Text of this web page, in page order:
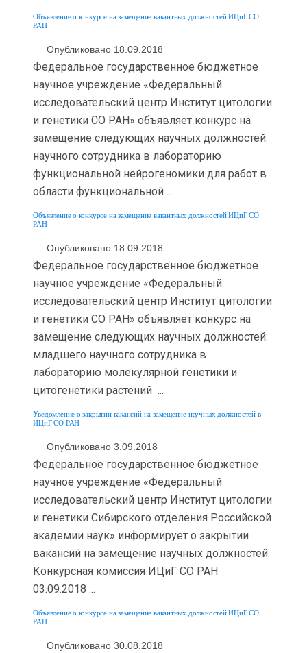
Объявление о конкурсе на замещение вакантных должностей ИЦиГ СО
РАН
Опубликовано 18.09.2018
Федеральное государственное бюджетное
научное учреждение «Федеральный
исследовательский центр Институт цитологии
и генетики СО РАН» объявляет конкурс на
замещение следующих научных должностей:
научного сотрудника в лабораторию
функциональной нейрогеномики для работ в
области функциональной ...
Объявление о конкурсе на замещение вакантных должностей ИЦиГ СО
РАН
Опубликовано 18.09.2018
Федеральное государственное бюджетное
научное учреждение «Федеральный
исследовательский центр Институт цитологии
и генетики СО РАН» объявляет конкурс на
замещение следующих научных должностей:
младшего научного сотрудника в
лабораторию молекулярной генетики и
цитогенетики растений ...
Уведомление о закрытии вакансий на замещение научных должностей в
ИЦиГ СО РАН
Опубликовано 3.09.2018
Федеральное государственное бюджетное
научное учреждение «Федеральный
исследовательский центр Институт цитологии
и генетики Сибирского отделения Российской
академии наук» информирует о закрытии
вакансий на замещение научных должностей.
Конкурсная комиссия ИЦиГ СО РАН
03.09.2018 ...
Объявление о конкурсе на замещение вакантных должностей ИЦиГ СО
РАН
Опубликовано 30.08.2018